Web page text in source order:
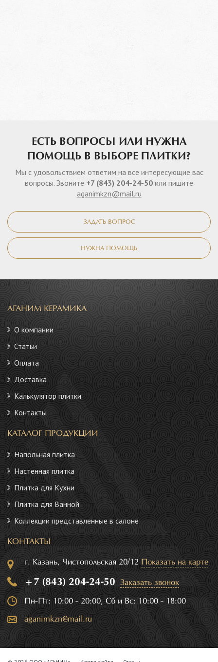
ЕСТЬ ВОПРОСЫ ИЛИ НУЖНА
ПОМОЩЬ В ВЫБОРЕ ПЛИТКИ?
Мы с удовольствием ответим на все интересующие вас
вопросы. Звоните +7 (843) 204-24-50 или пишите
aganimkzn@mail.ru
ЗАДАТЬ ВОПРОС
НУЖНА ПОМОЩЬ
АГАНИМ КЕРАМИКА
О компании
Статьи
Оплата
Доставка
Калькулятор плитки
Контакты
КАТАЛОГ ПРОДУКЦИИ
Напольная плитка
Настенная плитка
Плитка для Кухни
Плитка для Ванной
Коллекции представленные в салоне
КОНТАКТЫ
г. Казань, Чистопольская 20/12 Показать на карте
+7 (843) 204-24-50 Заказать звонок
Пн-Пт: 10:00 - 20:00, Сб и Вс: 10:00 - 18:00
aganimkzn@mail.ru